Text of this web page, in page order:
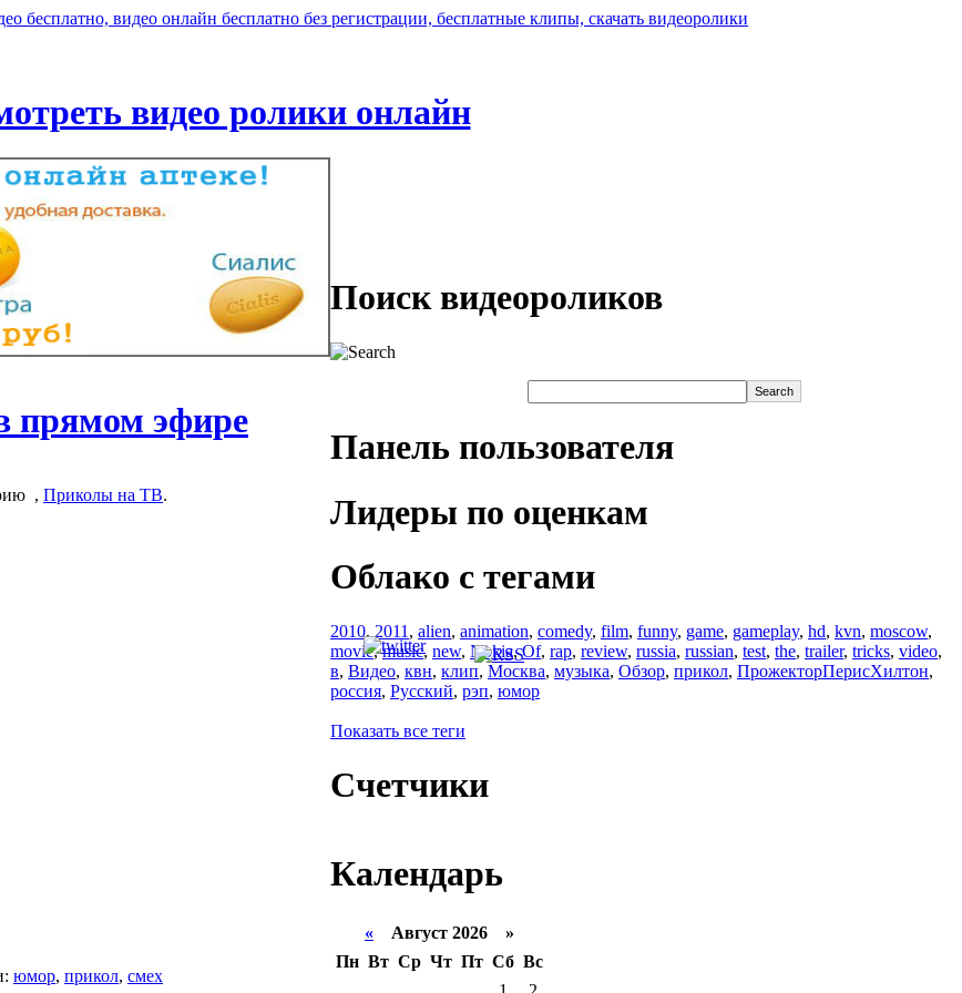
видео ролики онлайн
прямом эфире
, Приколы на ТВ.
юмор, прикол, смех
Поиск видеороликов
Панель пользователя
Лидеры по оценкам
Облако с тегами
2010, 2011 , alien, animation, comedy, film, funny, game, gameplay, hd, kvn, moscow,
movie,music, new, Nokia,Of, rap, review, russia, russian, test, the, trailer, tricks, video,
в, Видео, квн, клип, Москва, музыка, Обзор, прикол, ПрожекторПерисХилтон,
россия, Русский, рэп, юмор
Показать все теги
Счетчики
Календарь
« Август 2026 »
Пн Вт Ср Чт Пт Сб Вс